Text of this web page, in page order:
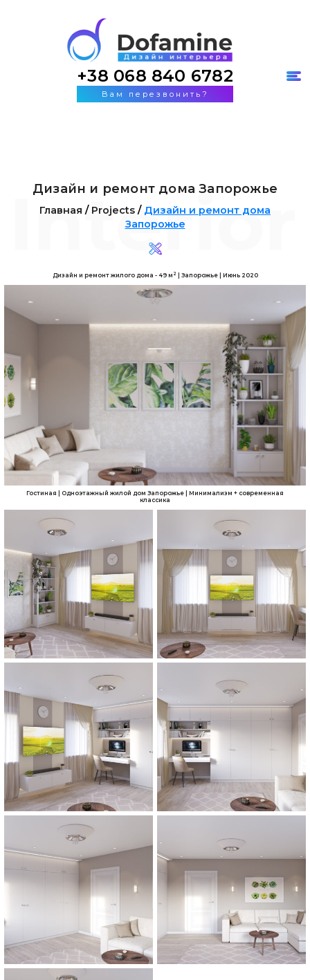
+38 068 840 6782
Вам перезвонить?
Дизайн и ремонт дома Запорожье
Главная / Projects / Дизайн и ремонт дома
Запорожье
Дизайн и ремонт жилого дома - 49 м 2| Запорожье | Июнь 2020
Гостиная | Одноэтажный жилой дом Запорожье | Минимализм + современная
классика